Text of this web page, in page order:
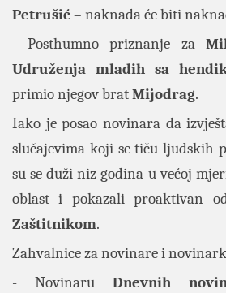
Petrušić– naknada će biti
- Posthumno priznanje za
Udruženja mladih sa
primio njegov bratMijodrag.
Iako je posao novinara da
slučajevima koji se tiču ljudskih
su se duži niz godina u većoj
oblast i pokazali proaktivan
Zaštitnikom.
Zahvalnice za novinare i
- Novinaru Dnevnih